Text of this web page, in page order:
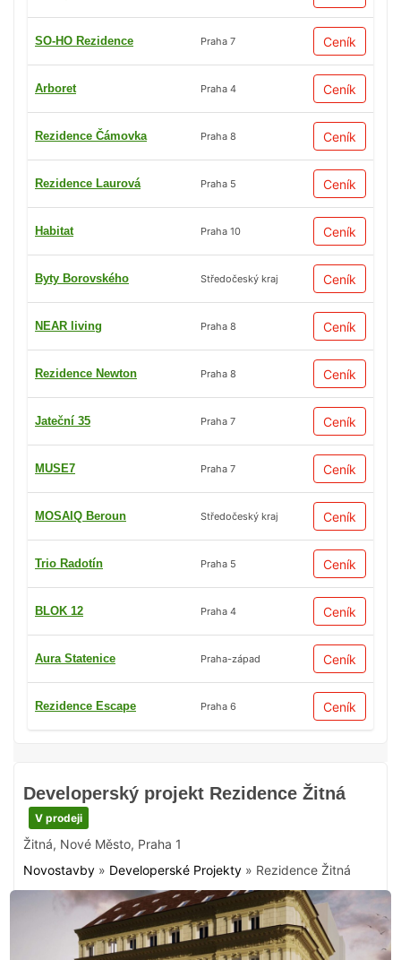
Developerský projekt Rezidence Žitná
V prodeji
Žitná, Nové Město, Praha 1
Novostavby » Developerské Projekty » Rezidence Žitná
SO-HO Rezidence Praha 7 Ceník
Arboret Praha 4 Ceník
Rezidence Čámovka Praha 8 Ceník
Rezidence Laurová Praha 5 Ceník
Habitat Praha 10 Ceník
Byty Borovského Středočeský kraj Ceník
NEAR living Praha 8 Ceník
Rezidence Newton Praha 8 Ceník
Jateční 35 Praha 7 Ceník
MUSE7 Praha 7 Ceník
MOSAIQ Beroun Středočeský kraj Ceník
Trio Radotín Praha 5 Ceník
BLOK 12 Praha 4 Ceník
Aura Statenice Praha-západ Ceník
Rezidence Escape Praha 6 Ceník